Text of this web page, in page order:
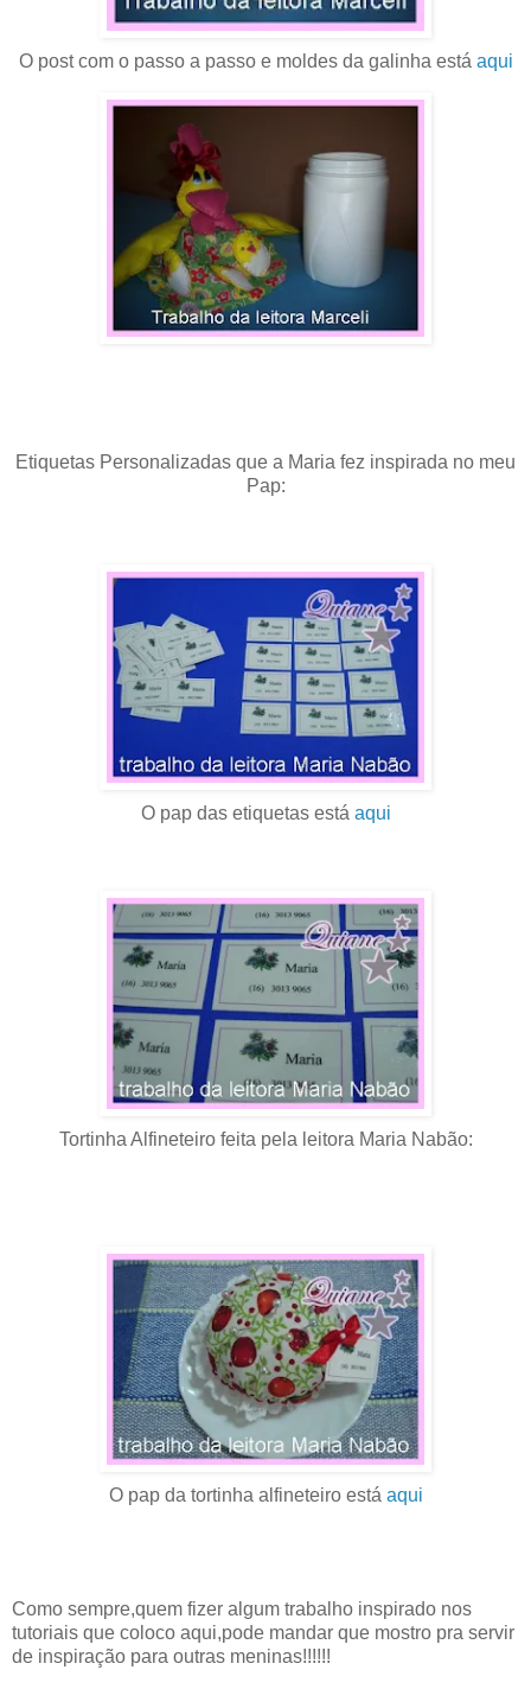
O post com o passo a passo e moldes da galinha está aqui
Etiquetas Personalizadas que a Maria fez inspirada no meu
Pap:
O pap das etiquetas está aqui
Tortinha Alfineteiro feita pela leitora Maria Nabão:
O pap da tortinha alfineteiro está aqui
Como sempre,quem fizer algum trabalho inspirado nos
tutoriais que coloco aqui,pode mandar que mostro pra servir
de inspiração para outras meninas!!!!!!